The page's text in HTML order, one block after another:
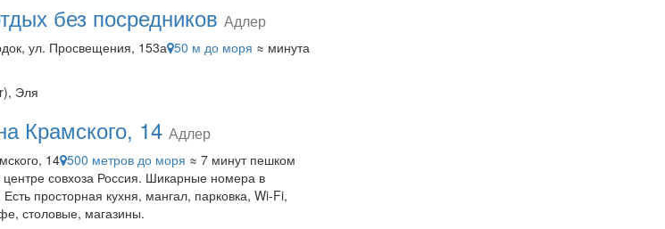
без посредников Адлер
ул. Просвещения, 153а 50 м до моря ≈ минута
Эля
Крамского, 14 Адлер
14 500 метров до моря ≈ 7 минут пешком
совхоза Россия. Шикарные номера в
просторная кухня, мангал, парковка, Wi-Fi,
столовые, магазины.